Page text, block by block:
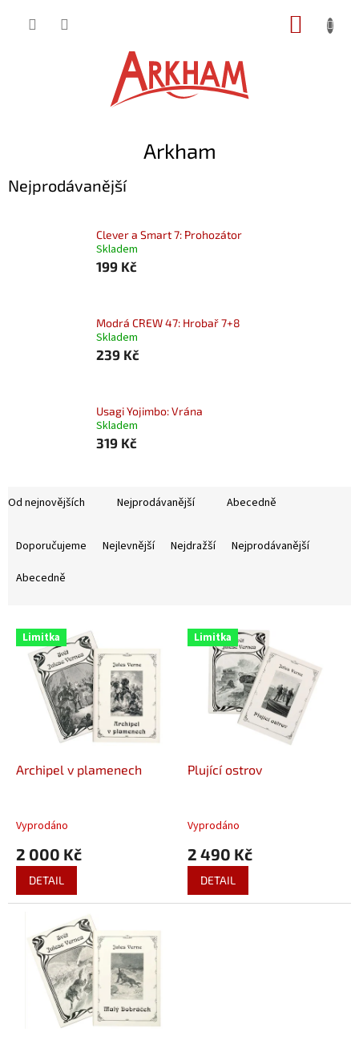
Arkham
Nejprodávanější
Clever a Smart 7: Prohozátor
Skladem
199 Kč
Modrá CREW 47: Hrobař 7+8
Skladem
239 Kč
Usagi Yojimbo: Vrána
Skladem
319 Kč
Od nejnovějších Nejprodávanější Abecedně
p
Doporučujeme Nejlevnější Nejdražší
Nejprodávanější
Abecedně
V Limitka
Archipel v plamenech
Vyprodáno
2 000 Kč
DETAIL
Limitka
Plující ostrov
Vyprodáno
2 490 Kč
DETAIL